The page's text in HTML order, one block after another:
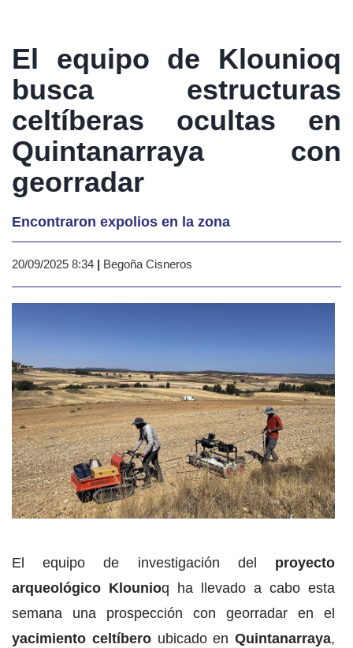
El equipo de Klounioq
busca estructuras
celtíberas ocultas en
Quintanarraya con
georradar
Encontraron expolios en la zona
20/09/2025 8:34 | Begoña Cisneros
El equipo de investigación del
proyecto
arqueológico Klounioq ha llevado a cabo esta
semana una prospección con georradar en el
yacimiento celtíberoubicado en Quintanarraya,